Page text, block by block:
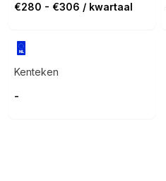
€280 - €306 / kwartaal
Kenteken
-